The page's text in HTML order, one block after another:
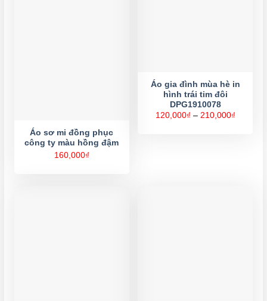
Áo sơ mi đồng phục
công ty màu hồng đậm
160,000₫
Áo gia đình mùa hè in
hình trái tim đôi
DPG1910078
120,000₫ – 210,000₫Khoảng